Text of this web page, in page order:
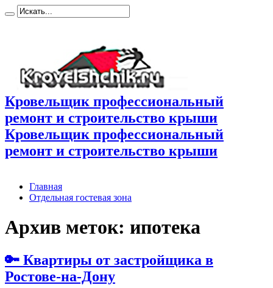
Кровельщик профессиональный
ремонт и строительство крыши
Кровельщик профессиональный
ремонт и строительство крыши
Главная
Отдельная гостевая зона
Архив меток: ипотека
🔑 Квартиры от застройщика в
Ростове-на-Дону